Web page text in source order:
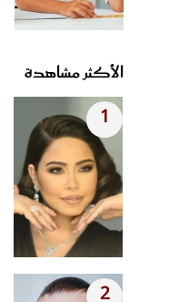
الأكثر مشاهدة
1
2